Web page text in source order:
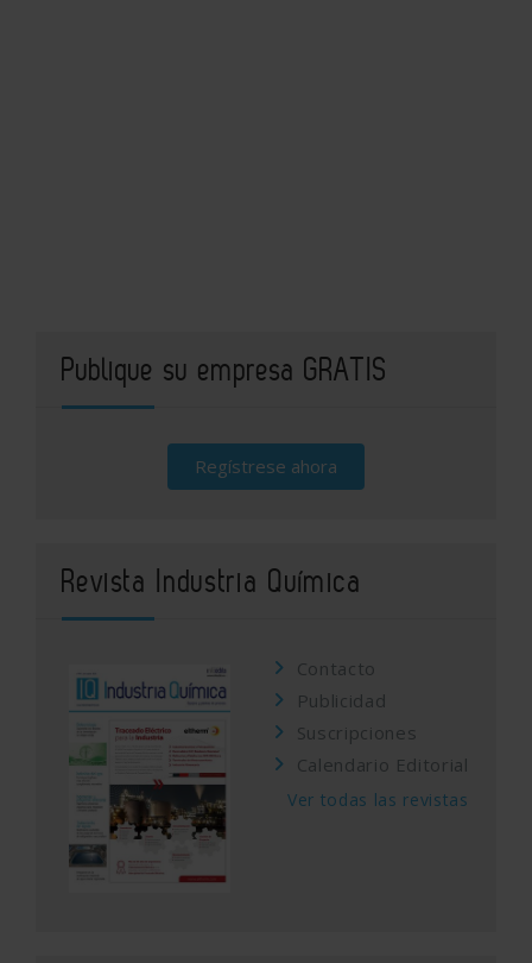
Publique su empresa GRATIS
Regístrese ahora
Revista Industria Química
Contacto
Publicidad
Suscripciones
Calendario Editorial
Ver todas las revistas